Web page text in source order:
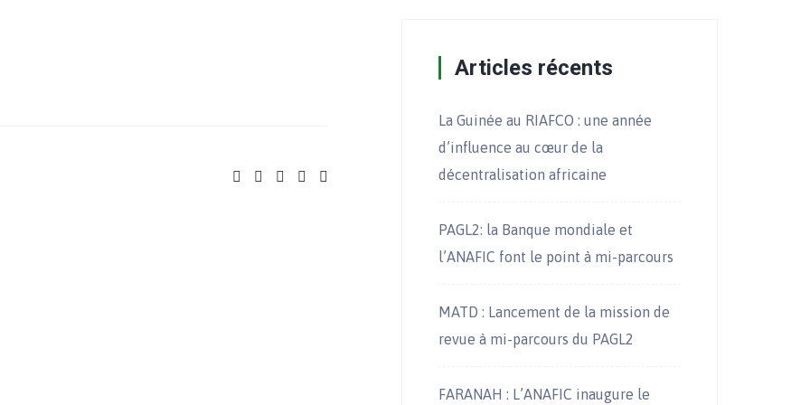
Articles récents
La Guinée au RIAFCO : une année
d’influence au cœur de la
décentralisation africaine
PAGL2: la Banque mondiale et
l’ANAFIC font le point à mi-parcours
MATD : Lancement de la mission de
revue à mi-parcours du PAGL2
FARANAH : L’ANAFIC inaugure le